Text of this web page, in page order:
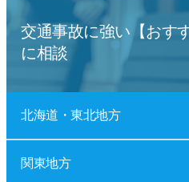
交通事故に強い【おす
に相談
北海道・東北地方
関東地方